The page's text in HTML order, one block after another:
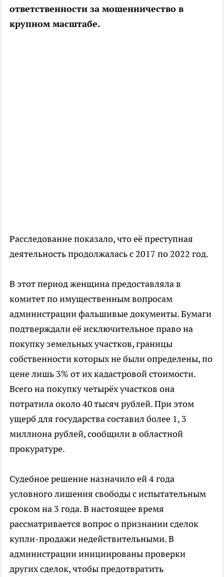
ответственности за мошенничество в
крупном масштабе.
Расследование показало, что её преступная
деятельность продолжалась с 2017 по 2022 год.
В этот период женщина предоставляла в
комитет по имущественным вопросам
администрации фальшивые документы. Бумаги
подтверждали её исключительное право на
покупку земельных участков, границы
собственности которых не были определены, по
цене лишь 3% от их кадастровой стоимости.
Всего на покупку четырёх участков она
потратила около 40 тысяч рублей. При этом
ущерб для государства составил более 1, 3
миллиона рублей, сообщили в областной
прокуратуре.
Судебное решение назначило ей 4 года
условного лишения свободы с испытательным
сроком на 3 года. В настоящее время
рассматривается вопрос о признании сделок
купли-продажи недействительными. В
администрации инициированы проверки
других сделок, чтобы предотвратить